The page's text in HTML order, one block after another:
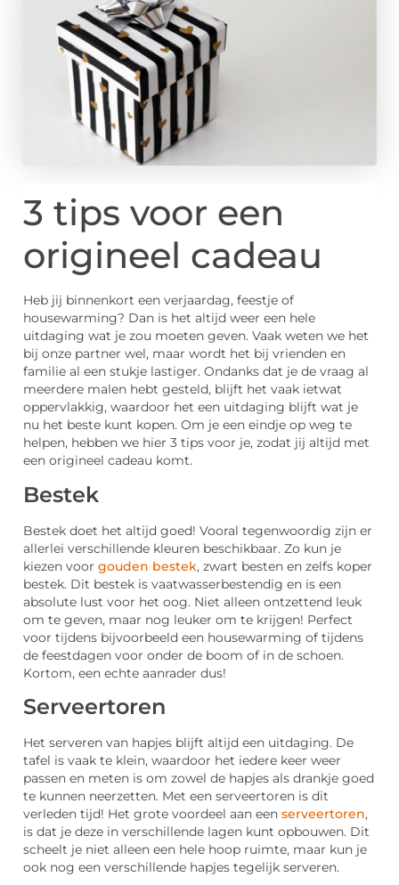
3 tips voor een
origineel cadeau
Heb jij binnenkort een verjaardag, feestje of
housewarming? Dan is het altijd weer een hele
uitdaging wat je zou moeten geven. Vaak weten we het
bij onze partner wel, maar wordt het bij vrienden en
familie al een stukje lastiger. Ondanks dat je de vraag al
meerdere malen hebt gesteld, blijft het vaak ietwat
oppervlakkig, waardoor het een uitdaging blijft wat je
nu het beste kunt kopen. Om je een eindje op weg te
helpen, hebben we hier 3 tips voor je, zodat jij altijd met
een origineel cadeau komt.
Bestek
Bestek doet het altijd goed! Vooral tegenwoordig zijn er
allerlei verschillende kleuren beschikbaar. Zo kun je
kiezen voor gouden bestek, zwart besten en zelfs koper
bestek. Dit bestek is vaatwasserbestendig en is een
absolute lust voor het oog. Niet alleen ontzettend leuk
om te geven, maar nog leuker om te krijgen! Perfect
voor tijdens bijvoorbeeld een housewarming of tijdens
de feestdagen voor onder de boom of in de schoen.
Kortom, een echte aanrader dus!
Serveertoren
Het serveren van hapjes blijft altijd een uitdaging. De
tafel is vaak te klein, waardoor het iedere keer weer
passen en meten is om zowel de hapjes als drankje goed
te kunnen neerzetten. Met een serveertoren is dit
verleden tijd! Het grote voordeel aan een serveertoren,
is dat je deze in verschillende lagen kunt opbouwen. Dit
scheelt je niet alleen een hele hoop ruimte, maar kun je
ook nog een verschillende hapjes tegelijk serveren.